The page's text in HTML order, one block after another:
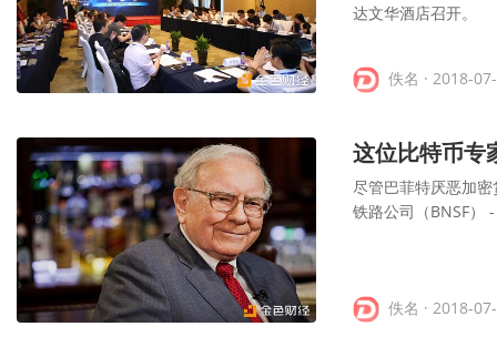
达文华酒店召开。
佚名 · 2018-
这位比特币专
尽管巴菲特厌恶加
铁路公司（BNSF
佚名 · 2018-